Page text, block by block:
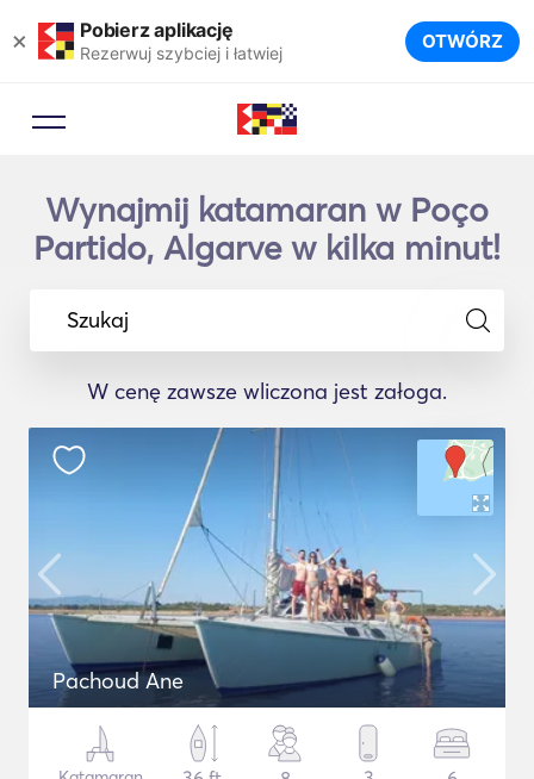
× Pobierz aplikację
Rezerwuj szybciej i łatwiej OTWÓRZ
Wynajmij katamaran w Poço
Partido, Algarve w kilka minut!
Szukaj
W cenę zawsze wliczona jest załoga.
Pachoud Ane